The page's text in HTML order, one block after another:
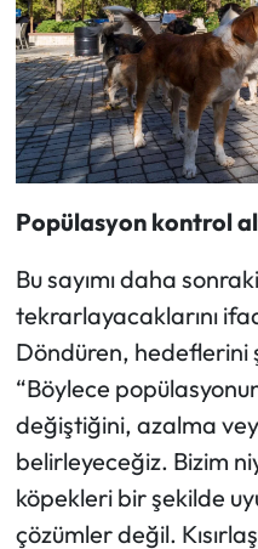
Popülasyon kontrol
Bu sayımı daha
tekrarlayacaklarını
Döndüren, hedeflerini
“Böylece
değiştiğini, azalma
belirleyeceğiz. Bizim
köpekleri bir şekilde
çözümler değil.